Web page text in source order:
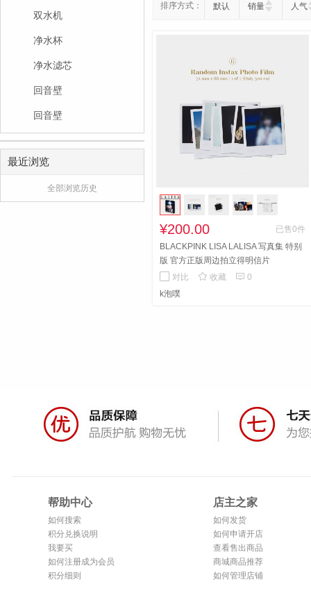
双水机
净水杯
净水滤芯
回音壁
回音壁
最近浏览
全部浏览历史
排序方式： 默认 销量 人气
¥200.00
已售0件
BLACKPINK LISA LALISA 写真集 特别
版 官方正版周边拍立得明信片
对比
 收藏  0
k泡噗
帮助中心
如何搜索
积分兑换说明
我要买
如何注册成为会员
积分细则
店主之家
如何发货
如何申请开店
查看售出商品
商城商品推荐
如何管理店铺